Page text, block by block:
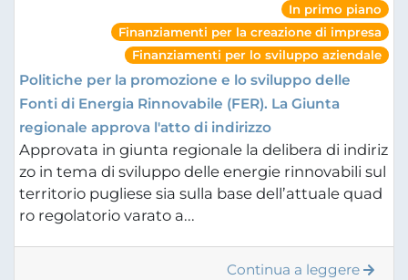
In primo piano
Finanziamenti per la creazione di impresa
Finanziamenti per lo sviluppo aziendale
Politiche per la promozione e lo sviluppo delle
Fonti di Energia Rinnovabile (FER). La Giunta
regionale approva l'atto di indirizzo
Approvata in giunta regionale la delibera di indiriz
zo in tema di sviluppo delle energie rinnovabili sul
territorio pugliese sia sulla base dell’attuale quad
ro regolatorio varato a...
Continua a leggere